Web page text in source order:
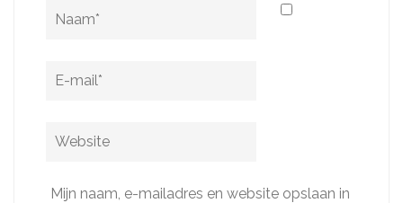
Naam
E-
Website
Mijn naam, e-mailadres en website opslaan in